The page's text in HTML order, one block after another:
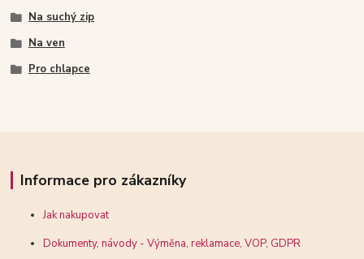
Na suchý zip
Na ven
Pro chlapce
Informace pro zákazníky
Jak nakupovat
Dokumenty, návody - Výměna, reklamace, VOP, GDPR